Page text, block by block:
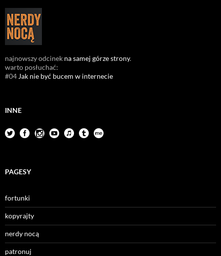
najnowszy odcinek na samej górze strony.
warto posłuchać:
#04 Jak nie być bucem w internecie
INNE
PAGESY
fortunki
kopyrajty
nerdy nocą
patronuj